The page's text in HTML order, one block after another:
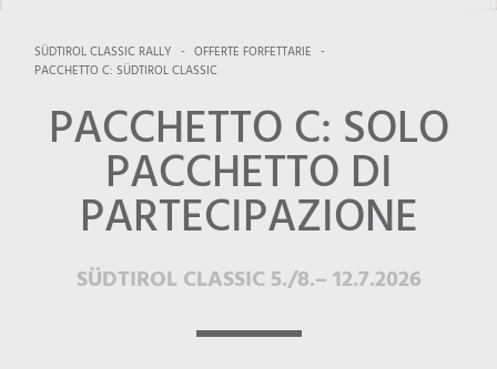
SÜDTIROL CLASSIC RALLY - OFFERTE FORFETTARIE -
PACCHETTO C: SÜDTIROL CLASSIC
PACCHETTO C: SOLO
PACCHETTO DI
PARTECIPAZIONE
SÜDTIROL CLASSIC 5./8.– 12.7.2026